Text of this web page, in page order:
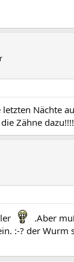
Nächte
Zähne
.Aber
:-? der Wurm